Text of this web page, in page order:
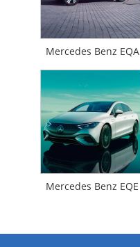
Mercedes Benz EQA
Mercedes Benz EQE